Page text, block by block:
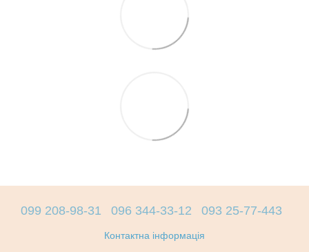
099 208-98-31 096 344-33-12 093 25-77-443
Контактна інформація